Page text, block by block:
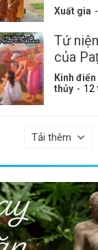
Xuất gia
Tứ
của
Kinh
thủy
12
Tải thêm